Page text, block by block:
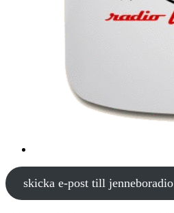
skicka e-post till jenneboradio